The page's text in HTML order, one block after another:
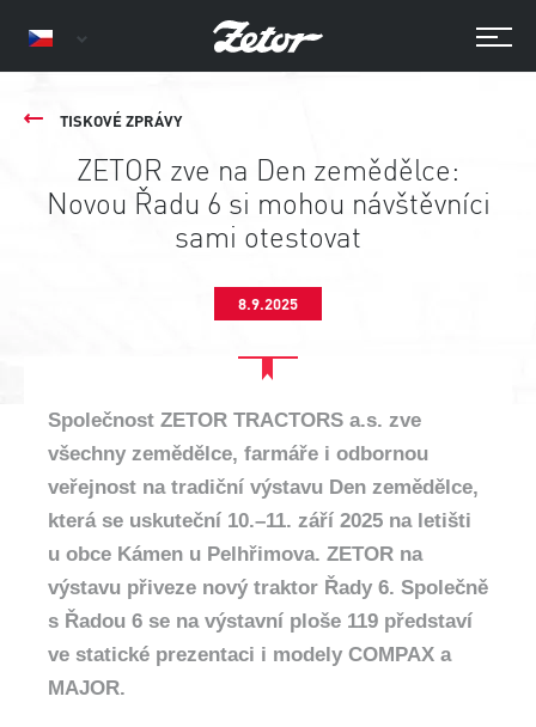
TISKOVÉ ZPRÁVY
ZETOR zve na Den zemědělce:
Novou Řadu 6 si mohou návštěvníci
sami otestovat
8.9.2025
Společnost ZETOR TRACTORS a.s. zve
všechny zemědělce, farmáře i odbornou
veřejnost na tradiční výstavu Den zemědělce,
která se uskuteční 10.–11. září 2025 na letišti
u obce Kámen u Pelhřimova. ZETOR na
výstavu přiveze nový traktor Řady 6. Společně
s Řadou 6 se na výstavní ploše 119 představí
ve statické prezentaci i modely COMPAX a
MAJOR.